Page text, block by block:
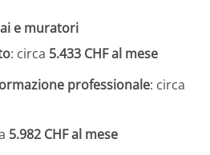
e muratori
: circa 5.433 CHF al mese
professionale: circa
5.982 CHF al mese